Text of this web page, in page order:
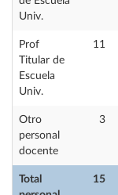
Total
15
Univ.
Prof
Titular de
Escuela
Univ.
11
Otro
personal
docente
3